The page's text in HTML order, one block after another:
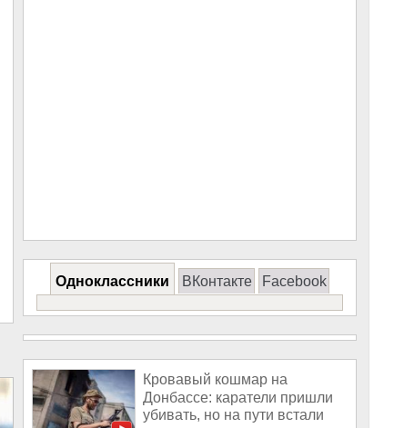
Одноклассники ВКонтакте Facebook
Кровавый кошмар на
Донбассе: каратели пришли
убивать, но на пути встали